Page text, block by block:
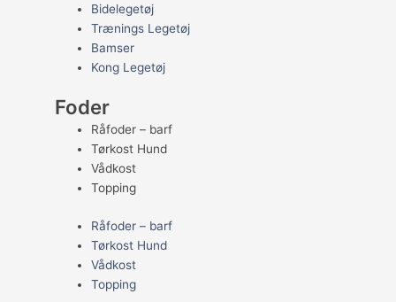
Bidelegetøj
Trænings Legetøj
Bamser
Kong Legetøj
Foder
Råfoder – barf
Tørkost Hund
Vådkost
Topping
Råfoder – barf
Tørkost Hund
Vådkost
Topping